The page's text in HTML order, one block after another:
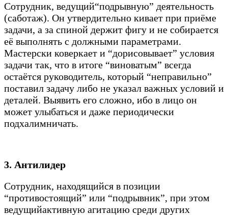
Сотрудник, ведущий“подрывную” деятельность
(саботаж). Он утвердительно кивает при приёме
задачи, а за спиной держит фигу и не собирается
её выполнять с должными параметрами.
Мастерски коверкает и “дорисовывает” условия
задачи так, что в итоге “виноватым” всегда
остаётся руководитель, который “неправильно”
поставил задачу либо не указал важных условий и
деталей. Выявить его сложно, ибо в лицо он
может улыбаться и даже периодически
подхалимничать.
3. Антилидер
Сотрудник, находящийся в позиции
“противостоящий” или “подрывник”, при этом
ведущийактивную агитацию среди других